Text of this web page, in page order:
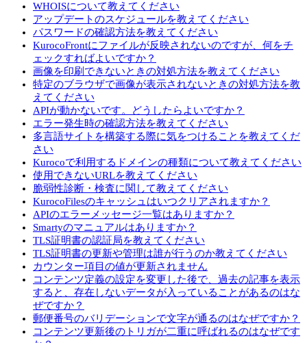
WHOISについて教えてください
アップデートのスケジュールを教えてください
パスワードの確認方法を教えてください
KurocoFrontにファイルが反映されないのですが、何をチ
ェックすればよいですか？
画像を印刷できないときの対処方法を教えてください
特定のブラウザで画像が表示されないときの対処方法を教
えてください
APIが動かないです。どうしたらよいですか？
エラー発生時の確認方法を教えてください
多言語サイトを構築する際に気をつけることを教えてくだ
さい
Kurocoで利用するドメインの種類について教えてください
使用できないURLを教えてください
脆弱性診断・検査に関して教えてください
KurocoFilesのキャッシュはいつクリアされますか？
APIのエラーメッセージ一覧はありますか？
Smartyのマニュアルはありますか？
TLS証明書の認証局を教えてください
TLS証明書の更新や管理は誰が行うのか教えてください
カウンター項目の値が更新されません
コンテンツ定義の設定を変更した後で、過去の記事を表示
すると、存在しないデータが入っていることがあるのはな
ぜですか？
郵便番号のバリデーションで文字が通るのはなぜですか？
コンテンツ更新後のトリガが二重に呼ばれるのはなぜです